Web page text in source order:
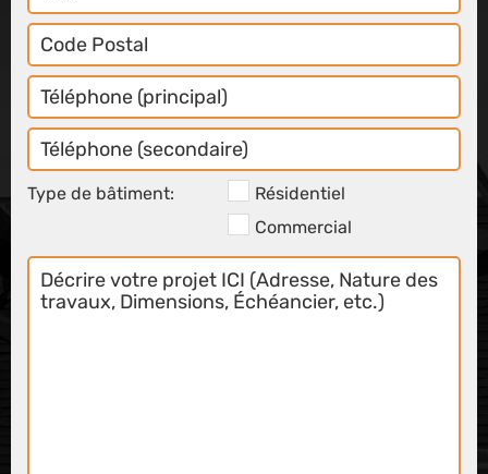
Code
Postal
Téléphone
Principal
Téléphone
Secondaire
Type de bâtiment:
Résidentiel
Commercial
Décrire
votre